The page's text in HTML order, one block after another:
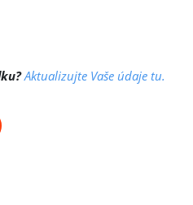
Aktualizujte Vaše údaje tu.